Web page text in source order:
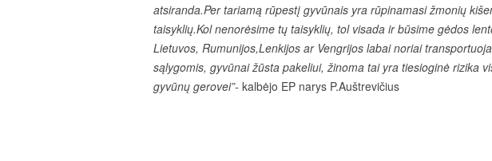
atsiranda.Per tariamą rūpestį gyvūnais yra rūpinamasi žmonių
taisyklių.Kol nenorėsime tų taisyklių, tol visada ir būsime gėdos
Lietuvos, Rumunijos,Lenkijos ar Vengrijos labai noriai
sąlygomis, gyvūnai žūsta pakeliui, žinoma tai yra tiesioginė rizika
gyvūnų gerovei”- kalbėjo EP narys P.Auštrevičius